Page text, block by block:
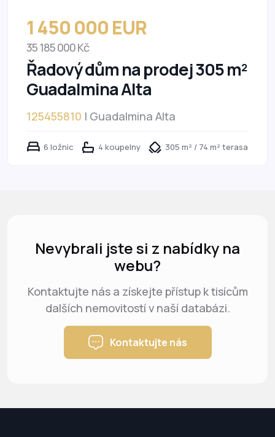
1 450 000 EUR
35 185 000 Kč
Řadový dům na prodej 305 m²
Guadalmina Alta
125455810 | Guadalmina Alta
6 ložnic 4 koupelny 305 m² / 74 m² terasa
Nevybrali jste si z nabídky na
webu?
Kontaktujte nás a získejte přístup k tisícům
dalších nemovitostí v naší databázi.
Kontaktujte nás